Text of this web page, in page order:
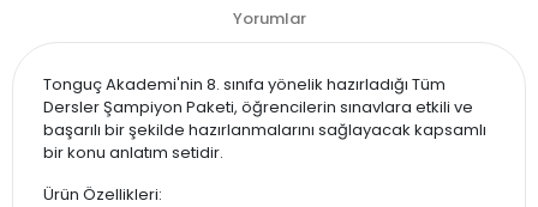
Yorumlar
Tonguç Akademi'nin 8. sınıfa yönelik hazırladığı Tüm
Dersler Şampiyon Paketi, öğrencilerin sınavlara etkili ve
başarılı bir şekilde hazırlanmalarını sağlayacak kapsamlı
bir konu anlatım setidir.
Ürün Özellikleri: